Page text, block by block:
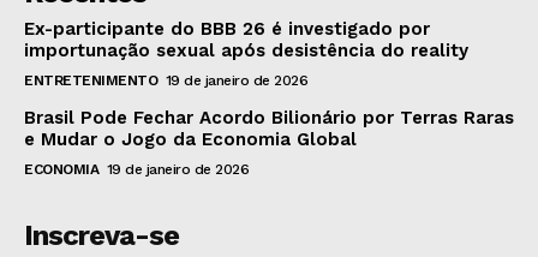
Ex-participante do BBB 26 é investigado por
importunação sexual após desistência do reality
ENTRETENIMENTO 19 de janeiro de 2026
Brasil Pode Fechar Acordo Bilionário por Terras Raras
e Mudar o Jogo da Economia Global
ECONOMIA 19 de janeiro de 2026
Inscreva-se